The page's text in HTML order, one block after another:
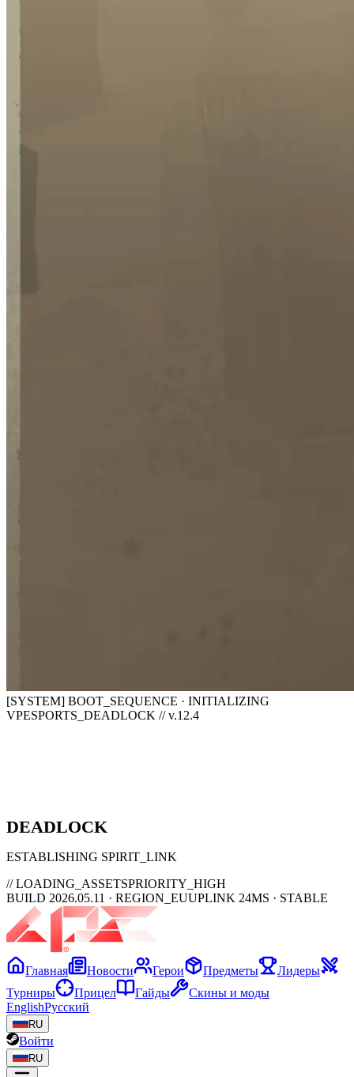
[SYSTEM] BOOT_SEQUENCE · INITIALIZING
VPESPORTS_DEADLOCK // v.12.4
DEADLOCK
ESTABLISHING SPIRIT_LINK
// LOADING_ASSETSPRIORITY_HIGH
BUILD 2026.05.11 · REGION_EUUPLINK 24MS · STABLE
Главная Новости Герои Предметы
Лидеры
Турниры
Прицел Гайды
Скины и моды
EnglishРусский
RU
Войти
RU